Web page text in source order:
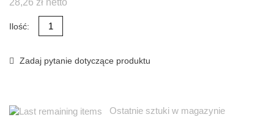
28,26 zł netto
Ilość:
Zadaj pytanie dotyczące produktu
Ostatnie sztuki w magazynie